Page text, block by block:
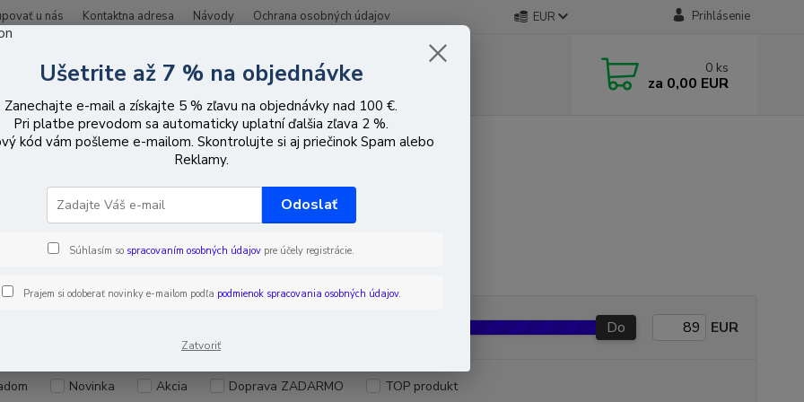
u nás Kontaktna adresa Návody Ochrana osobných údajov EUR Prihlásenie
Hľadať 0 ks
za 0,00 EUR
Napájanie PoE 802.3af(at) Napájacie adaptéry
adaptéry
Do EUR
Novinka Akcia Doprava ZADARMO TOP produkt
Ušetrite až 7 % na objednávke
Zanechajte e-mail a získajte 5 % zľavu na objednávky nad 100 €.
Pri platbe prevodom sa automaticky uplatní ďalšia zľava 2 %.
kód vám pošleme e-mailom. Skontrolujte si aj priečinok Spam alebo
Reklamy.
Odoslať
Súhlasím so spracovaním osobných údajov pre účely registrácie.
Prajem si odoberať novinky e-mailom podľa podmienok spracovania osobných údajov.
Zatvoriť